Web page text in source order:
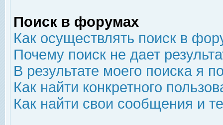
Поиск в форумах
Как осуществлять поиск в
Почему поиск не дает
В результате моего поиска я
Как найти конкретного
Как найти свои сообщения и